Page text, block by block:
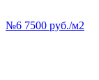
№6 7500 руб./м2